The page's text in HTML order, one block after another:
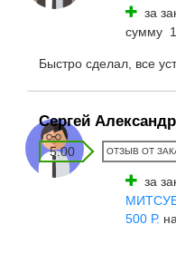
за
сумму 1
Быстро сделал, все
Сергей
5.00 ОТЗЫВ ОТ
за
500 Р.